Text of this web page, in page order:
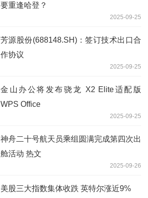
要重逢哈登？
2025-09-25
芳源股份(688148.SH)：签订技术出口合
作协议
2025-09-25
金山办公将发布骁龙 X2 Elite适配版
WPS Office
2025-09-25
神舟二十号航天员乘组圆满完成第四次出
舱活动 热文
2025-09-26
美股三大指数集体收跌 英特尔涨近9%